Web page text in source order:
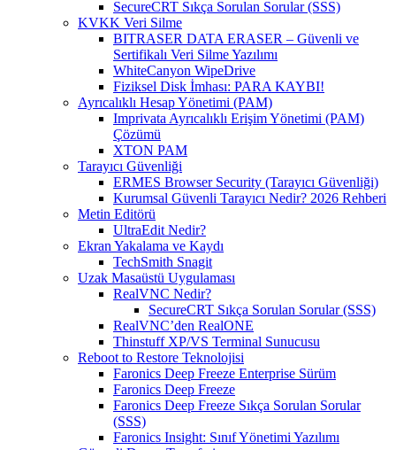
SecureCRT Sıkça Sorulan Sorular (SSS)
KVKK Veri Silme
BITRASER DATA ERASER – Güvenli ve
Sertifikalı Veri Silme Yazılımı
WhiteCanyon WipeDrive
Fiziksel Disk İmhası: PARA KAYBI!
Ayrıcalıklı Hesap Yönetimi (PAM)
Imprivata Ayrıcalıklı Erişim Yönetimi (PAM)
Çözümü
XTON PAM
Tarayıcı Güvenliği
ERMES Browser Security (Tarayıcı Güvenliği)
Kurumsal Güvenli Tarayıcı Nedir? 2026 Rehberi
Metin Editörü
UltraEdit Nedir?
Ekran Yakalama ve Kaydı
TechSmith Snagit
Uzak Masaüstü Uygulaması
RealVNC Nedir?
SecureCRT Sıkça Sorulan Sorular (SSS)
RealVNC’den RealONE
Thinstuff XP/VS Terminal Sunucusu
Reboot to Restore Teknolojisi
Faronics Deep Freeze Enterprise Sürüm
Faronics Deep Freeze
Faronics Deep Freeze Sıkça Sorulan Sorular
(SSS)
Faronics Insight: Sınıf Yönetimi Yazılımı